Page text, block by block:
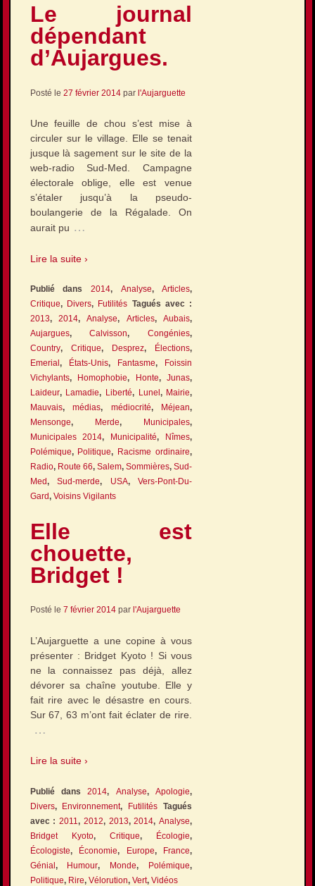
Le journal
dépendant
d’Aujargues.
Posté le 27 février 2014par l'Aujarguette
Une feuille de chou s’est mise à
circuler sur le village. Elle se tenait
jusque là sagement sur le site de la
web-radio Sud-Med. Campagne
électorale oblige, elle est venue
s’étaler jusqu’à la pseudo-
boulangerie de la Régalade. On
aurait pu …
Lire la suite ›
Publié dans 2014, Analyse,Articles,
Critique, Divers, Futilités Tagués avec :
2013, 2014,Analyse, Articles,Aubais,
Aujargues,Calvisson,Congénies,
Country, Critique, Desprez, Élections,
Emerial , États-Unis, Fantasme,
Foissin
Vichylants, Homophobie, Honte,Junas,
Laideur, Lamadie, Liberté, Lunel , Mairie,
Mauvais,médias, médiocrité, Méjean,
Mensonge, Merde, Municipales,
Municipales 2014, Municipalité, Nîmes,
Polémique, Politique, Racisme ordinaire,
Radio, Route 66, Salem,Sommières,Sud-
Med,Sud-merde, USA,Vers-Pont-Du-
Gard, Voisins Vigilants
Elle est
chouette,
Bridget !
Posté le 7 février 2014par l'Aujarguette
L’Aujarguette a une copine à vous
présenter : Bridget Kyoto ! Si vous
ne la connaissez pas déjà, allez
dévorer sa chaîne youtube. Elle y
fait rire avec le désastre en cours.
Sur 67, 63 m’ont fait éclater de rire.
…
Lire la suite ›
Publié dans2014, Analyse,Apologie,
Divers, Environnement, Futilités Tagués
avec :2011, 2012, 2013,2014,Analyse,
Bridget Kyoto, Critique, Écologie,
Écologiste, Économie, Europe, France,
Génial, Humour, Monde, Polémique,
Politique, Rire, Vélorution, Vert, Vidéos